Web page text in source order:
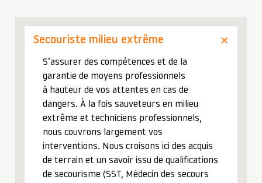
Secouriste milieu extrême
S’assurer des compétences et de la
garantie de moyens professionnels
à hauteur de vos attentes en cas de
dangers. À la fois sauveteurs en milieu
extrême et techniciens professionnels,
nous couvrons largement vos
interventions. Nous croisons ici des acquis
de terrain et un savoir issu de qualifications
de secourisme (SST, Médecin des secours